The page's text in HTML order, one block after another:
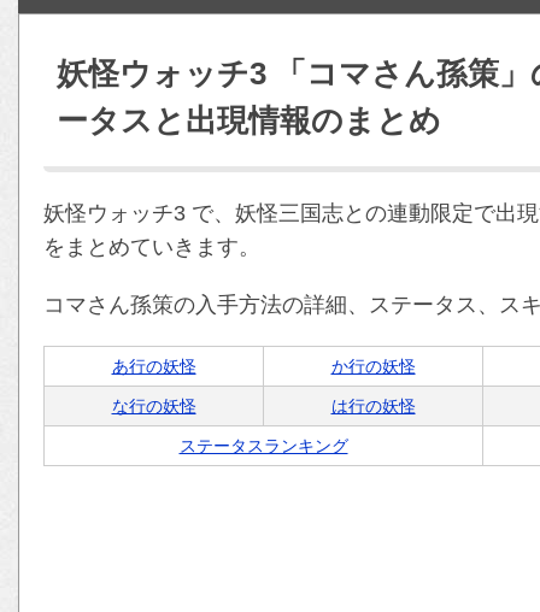
妖怪ウォッチ3 「コマさん孫策
ータスと出現情報のまとめ
妖怪ウォッチ3 で、妖怪三国志との連動限定で出
をまとめていきます。
コマさん孫策の入手方法の詳細、ステータス、ス
あ行の妖怪 か行の妖怪
な行の妖怪 は行の妖怪
ステータスランキング